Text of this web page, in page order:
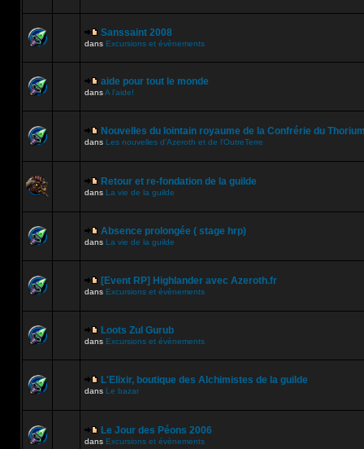
Sanssaint 2008
dans Excursions et évènements
aide pour tout le monde
dansA l'aide!
Nouvelles du lointain royaume de la Confrérie du
dans Les nouvelles d'Azeroth et de l'OutreTerre
Retour et re-fondation de la guilde
dans La vie de la guilde
Absence prolongée ( stage hrp)
dans La vie de la guilde
[Event RP] Highlander avec Azeroth.fr
dans Excursions et évènements
Loots Zul Gurub
dans Excursions et évènements
L'Elixir, boutique des Alchimistes de la guilde
dans Le bazar
Le Jour des Péons 2006
dans Excursions et évènements